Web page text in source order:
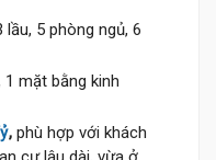
5 phòng ngủ, 6
mặt bằng kinh
, phù hợp với khách